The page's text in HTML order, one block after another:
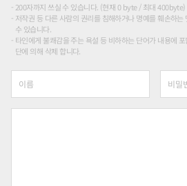
200자까지 쓰실 수 있습니다. (현재 0 byte / 최대 400byte)
저작권 등 다른 사람의 권리를 침해하거나 명예를 훼손하
수 있습니다.
타인에게 불쾌감을 주는 욕설 등 비하하는 단어가 내용에
단에 의해 삭제 합니다.